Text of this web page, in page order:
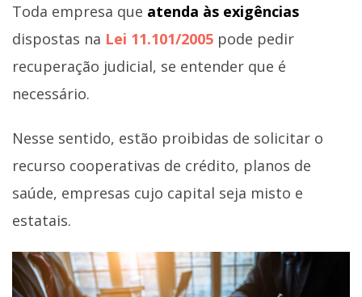
Toda empresa que atenda às exigências
dispostas na Lei 11.101/2005 pode pedir
recuperação judicial, se entender que é
necessário.
Nesse sentido, estão proibidas de solicitar o
recurso cooperativas de crédito, planos de
saúde, empresas cujo capital seja misto e
estatais.